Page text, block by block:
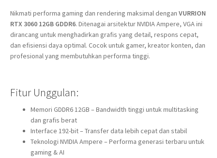
Nikmati performa gaming dan rendering maksimal dengan VURRION
RTX 3060 12GB GDDR6. Ditenagai arsitektur NVIDIA Ampere, VGA ini
dirancang untuk menghadirkan grafis yang detail, respons cepat,
dan efisiensi daya optimal. Cocok untuk gamer, kreator konten, dan
profesional yang membutuhkan performa tinggi.
Fitur Unggulan:
Memori GDDR6 12GB – Bandwidth tinggi untuk multitasking
dan grafis berat
Interface 192-bit – Transfer data lebih cepat dan stabil
Teknologi NVIDIA Ampere – Performa generasi terbaru untuk
gaming & AI